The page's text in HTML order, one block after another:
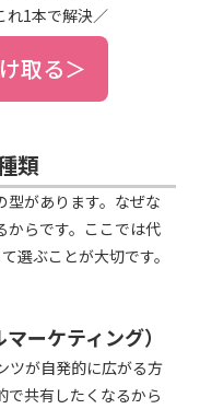
れ1本で解決／
取る＞
類
型があります。なぜな
からです。ここでは代
選ぶことが大切です。
ーケティング）
ツが自発的に広がる方
で共有したくなるから